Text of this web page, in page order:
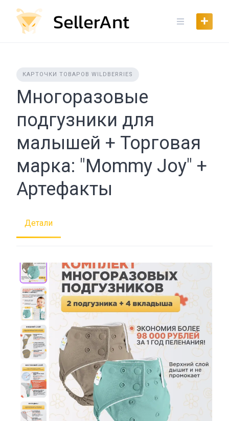
content
КАРТОЧКИ ТОВАРОВ WILDBERRIES
Многоразовые
подгузники для
малышей + Торговая
марка: "Mommy Joy" +
Артефакты
Детали